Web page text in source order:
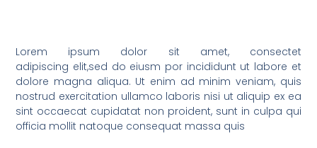
Lorem ipsum dolor sit amet, consectet
adipiscing elit,sed do eiusm por incididunt ut labore et
dolore magna aliqua. Ut enim ad minim veniam, quis
nostrud exercitation ullamco laboris nisi ut aliquip ex ea
sint occaecat cupidatat non proident, sunt in culpa qui
officia mollit natoque consequat massa quis